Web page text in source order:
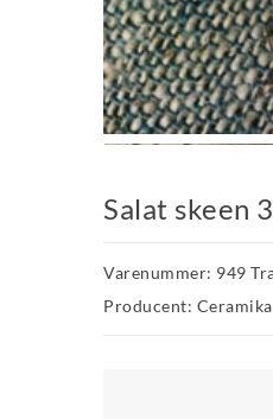
Salat skeen
Varenummer: 949
Producent: